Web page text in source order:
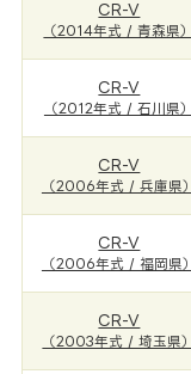
CR-V
（2014年式 / 青森県）
CR-V
（2012年式 / 石川県）
CR-V
（2006年式 / 兵庫県）
CR-V
（2006年式 / 福岡県）
CR-V
（2003年式 / 埼玉県）